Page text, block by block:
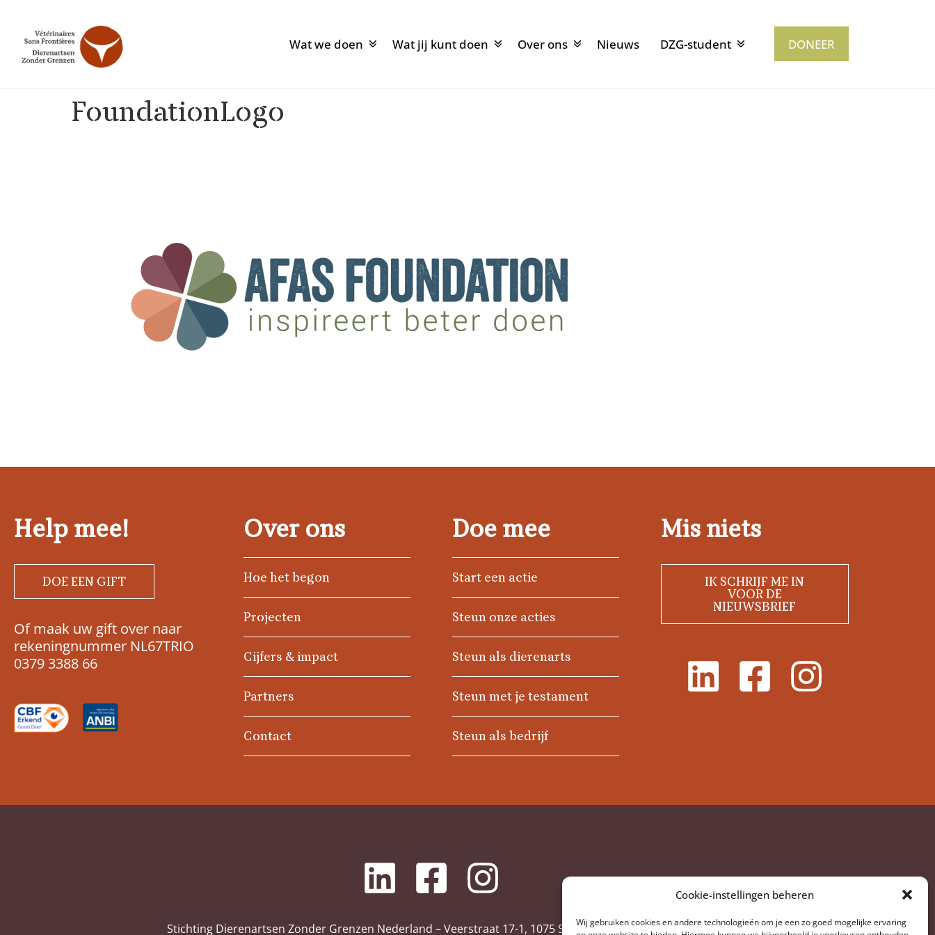
Cookie-instellingen beheren
Wij gebruiken cookies en andere technologieën om je een zo goed mogelijke ervaring
Wat we doen Wat jij kunt doen Over ons Nieuws DZG-student DONEER
FoundationLogo
Help mee!
DOE EEN GIFT
Of maak uw gift over naar
rekeningnummer NL67TRIO
0379 3388 66
Over ons
Hoe het begon
Projecten
Cijfers & impact
Partners
Contact
Doe mee
Start een actie
Steun onze acties
Steun als dierenarts
Steun met je testament
Steun als bedrijf
Mis niets
IK SCHRIJF ME IN
VOOR DE
NIEUWSBRIEF
Stichting Dierenartsen Zonder Grenzen Nederland – Veerstraat 17-1, 1075 SL Amsterdam, Nederland